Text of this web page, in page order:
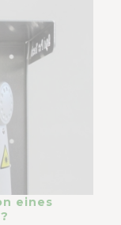
eines